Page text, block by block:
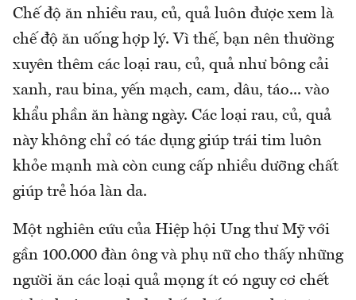
Chế độ ăn nhiều rau, củ, quả luôn được xem là
chế độ ăn uống hợp lý. Vì thế, bạn nên thường
xuyên thêm các loại rau, củ, quả như bông cải
xanh, rau bina, yến mạch, cam, dâu, táo... vào
khẩu phần ăn hàng ngày. Các loại rau, củ, quả
này không chỉ có tác dụng giúp trái tim luôn
khỏe mạnh mà còn cung cấp nhiều dưỡng chất
giúp trẻ hóa làn da.
Một nghiên cứu của Hiệp hội Ung thư Mỹ với
gần 100.000 đàn ông và phụ nữ cho thấy những
người ăn các loại quả mọng ít có nguy cơ chết